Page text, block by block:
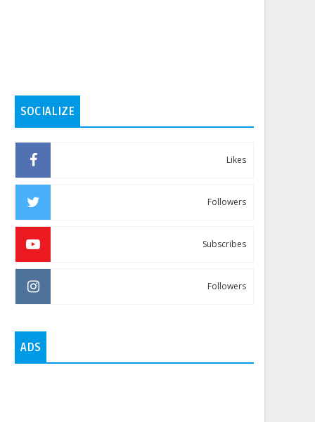
SOCIALIZE
Likes
Followers
Subscribes
Followers
ADS